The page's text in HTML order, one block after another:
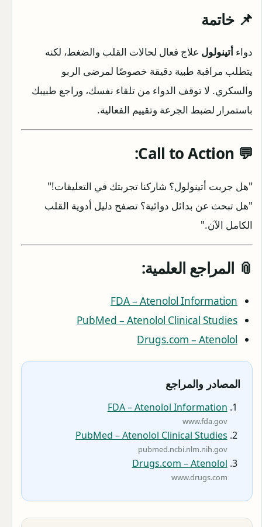
📌 خاتمة
دواء أتينولول علاج فعال لحالات القلب والضغط، لكنه
يتطلب مراقبة طبية دقيقة خصوصًا لمرضى الربو
والسكري. لا توقف الدواء من تلقاء نفسك، وراجع طبيبك
باستمرار لضبط الجرعة وتقييم الفعالية.
💬 Call to Action:
"هل جربت أتينولول؟ شاركنا تجربتك في التعليقات!"
"هل تبحث عن بدائل دوائية؟ تصفح دليل أدوية القلب
الكامل الآن."
📎 المراجع العلمية:
FDA – Atenolol Information
PubMed – Atenolol Clinical Studies
Drugs.com – Atenolol
المصادر والمراجع
FDA – Atenolol Information
www.fda.gov
PubMed – Atenolol Clinical Studies
pubmed.ncbi.nlm.nih.gov
Drugs.com – Atenolol
www.drugs.com